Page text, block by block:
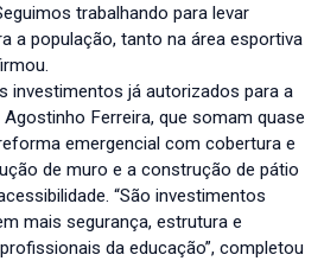
trabalhando para levar
a população, tanto na área esportiva
investimentos já autorizados para a
Ferreira, que somam quase
emergencial com cobertura e
de muro e a construção de pátio
“São investimentos
mais segurança, estrutura e
da educação”, completou